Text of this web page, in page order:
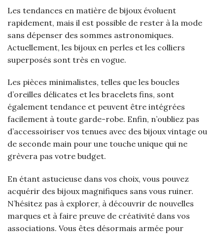
Les tendances en matière de bijoux évoluent
rapidement, mais il est possible de rester à la mode
sans dépenser des sommes astronomiques.
Actuellement, les bijoux en perles et les colliers
superposés sont très en vogue.
Les pièces minimalistes, telles que les boucles
d’oreilles délicates et les bracelets fins, sont
également tendance et peuvent être intégrées
facilement à toute garde-robe. Enfin, n’oubliez pas
d’accessoiriser vos tenues avec des bijoux vintage ou
de seconde main pour une touche unique qui ne
grèvera pas votre budget.
En étant astucieuse dans vos choix, vous pouvez
acquérir des bijoux magnifiques sans vous ruiner.
N’hésitez pas à explorer, à découvrir de nouvelles
marques et à faire preuve de créativité dans vos
associations. Vous êtes désormais armée pour